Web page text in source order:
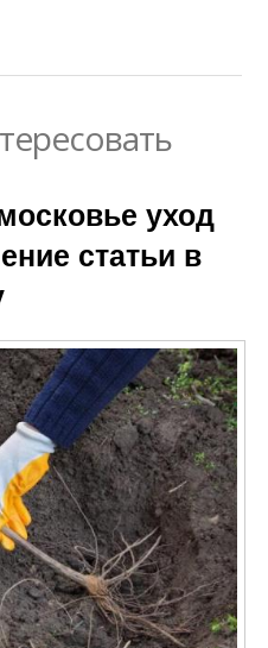
уход
статьи в